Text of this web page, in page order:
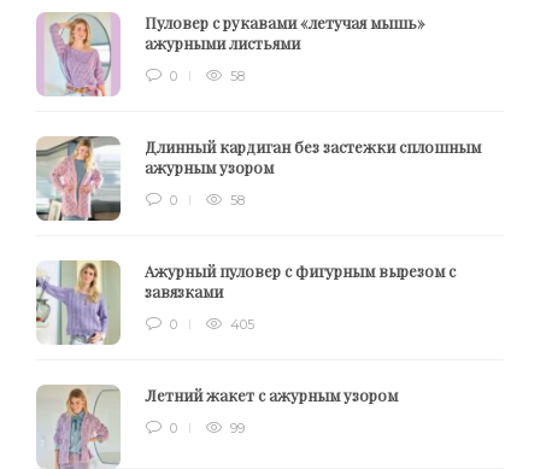
Пуловер с рукавами «летучая мышь»
ажурными листьями
0 58
Длинный кардиган без застежки сплошным
ажурным узором
0 58
Ажурный пуловер с фигурным вырезом с
завязками
0 405
Летний жакет с ажурным узором
0 99